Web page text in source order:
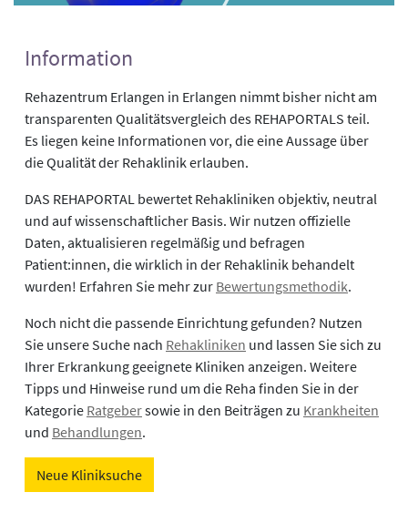
Information
Rehazentrum Erlangen in Erlangen nimmt bisher nicht am
transparenten Qualitätsvergleich des REHAPORTALS teil.
Es liegen keine Informationen vor, die eine Aussage über
die Qualität der Rehaklinik erlauben.
DAS REHAPORTAL bewertet Rehakliniken objektiv, neutral
und auf wissenschaftlicher Basis. Wir nutzen offizielle
Daten, aktualisieren regelmäßig und befragen
Patient:innen, die wirklich in der Rehaklinik behandelt
wurden! Erfahren Sie mehr zur Bewertungsmethodik.
Noch nicht die passende Einrichtung gefunden? Nutzen
Sie unsere Suche nach Rehakliniken und lassen Sie sich zu
Ihrer Erkrankung geeignete Kliniken anzeigen. Weitere
Tipps und Hinweise rund um die Reha finden Sie in der
Kategorie Ratgebersowie in den Beiträgen zu Krankheiten
und Behandlungen.
Neue Kliniksuche